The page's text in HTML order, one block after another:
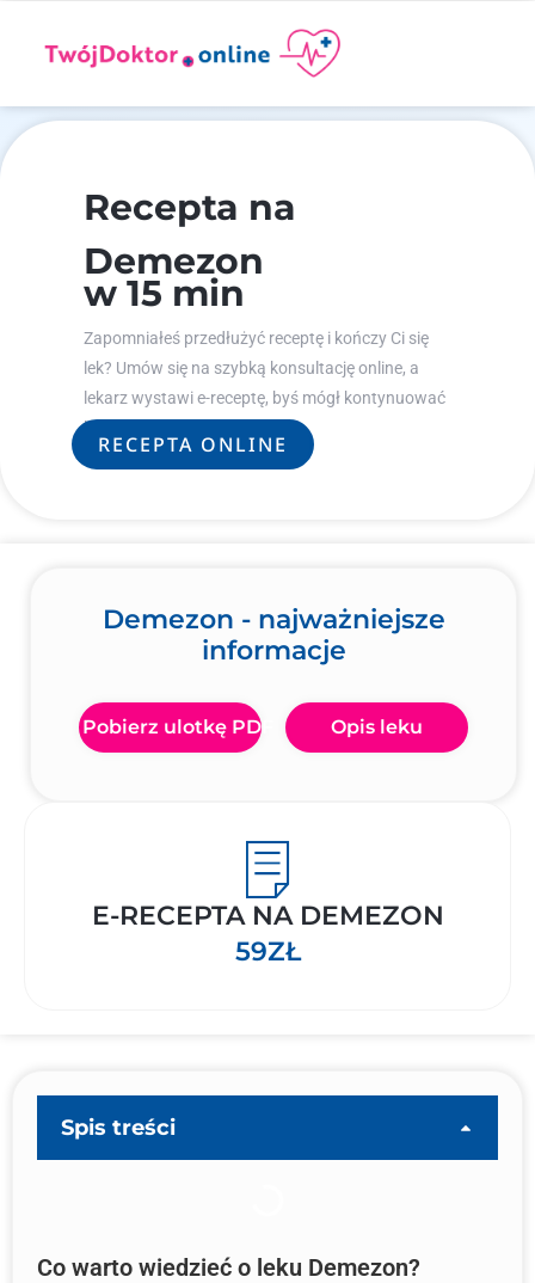
Recepta na
Demezon
w 15 min
Zapomniałeś przedłużyć receptę i kończy Ci się
lek? Umów się na szybką konsultację online, a
lekarz wystawi e-receptę, byś mógł kontynuować
leczenie.
RECEPTA ONLINE
Demezon - najważniejsze
informacje
Pobierz ulotkę PDF Opis leku
E-RECEPTA NA DEMEZON
59ZŁ
Spis treści
Co warto wiedzieć o leku Demezon?